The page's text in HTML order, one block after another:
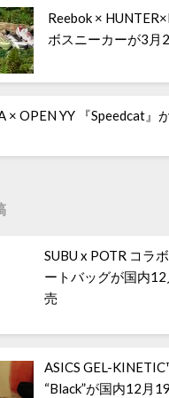
Reebok ×
ボスニーカーが3月
× OPEN YY 『Speedcat』
SUBU x POTR コラ
ートバッグが国内
売
ASICS GEL-
“Black”が国内12月